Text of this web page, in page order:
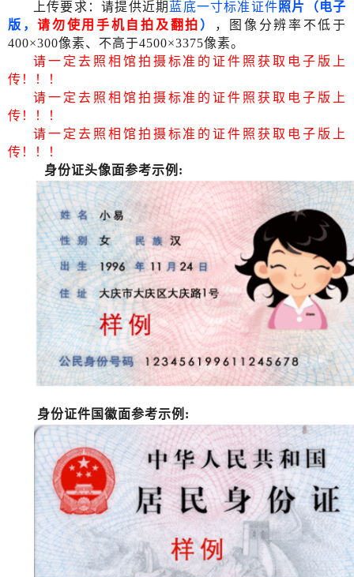
上传要求：请提供近期 蓝底一寸标准证件照片（电子
版，请勿使用手机自拍及翻拍 ）
，图像分辨率不低于
400×300像素、不高于4500×3375像素。
请一定去照相馆拍摄标准的证件照获取电子版上
传！！！
请一定去照相馆拍摄标准的证件照获取电子版上
传！！！
请一定去照相馆拍摄标准的证件照获取电子版上
传！！！
身份证头像面参考示例 :
身份证件国徽面参考示例 :